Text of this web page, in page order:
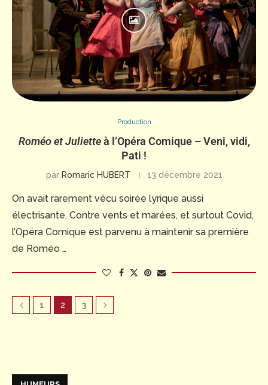
Production
Roméo et Julietteà l’Opéra Comique – Veni, vidi,
Pati !
par Romaric HUBERT 13 décembre 2021
On avait rarement vécu soirée lyrique aussi
électrisante. Contre vents et marées, et surtout Covid,
l’Opéra Comique est parvenu à maintenir sa première
de Roméo …
1 2 3